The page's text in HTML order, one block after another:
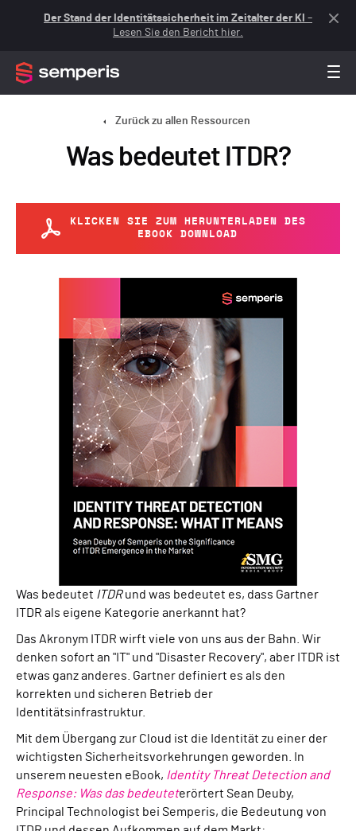
Der Stand der Identitätssicherheit im Zeitalter der KI –
Lesen Sie den Bericht hier.
Zurück zu allen Ressourcen
Was bedeutet ITDR?
KLICKEN SIE ZUM HERUNTERLADEN DES
EBOOK DOWNLOAD
Was bedeutet ITDRund was bedeutet es, dass Gartner
ITDR als eigene Kategorie anerkannt hat?
Das Akronym ITDR wirft viele von uns aus der Bahn. Wir
denken sofort an "IT" und "Disaster Recovery", aber ITDR ist
etwas ganz anderes. Gartner definiert es als den
korrekten und sicheren Betrieb der
Identitätsinfrastruktur.
Mit dem Übergang zur Cloud ist die Identität zu einer der
wichtigsten Sicherheitsvorkehrungen geworden. In
unserem neuesten eBook, Identity Threat Detection and
Response: Was das bedeuteterörtert Sean Deuby,
Principal Technologist bei Semperis, die Bedeutung von